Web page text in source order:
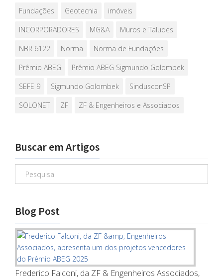
Fundações Geotecnia
imóveis
INCORPORADORES
MG&A
Muros e Taludes
NBR 6122
Norma
Norma de Fundações
Prêmio ABEG
Prêmio ABEG Sigmundo Golombek
SEFE 9
Sigmundo Golombek
SindusconSP
SOLONET
ZF ZF & Engenheiros e Associados
Buscar em Artigos
Blog Post
Frederico Falconi, da ZF & Engenheiros Associados,